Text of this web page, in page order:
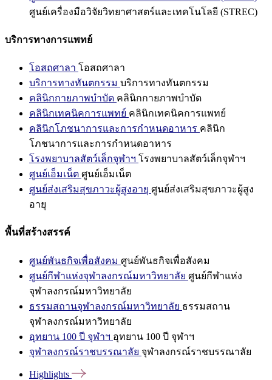
ศูนย์เครื่องมือวิจัยวิทยาศาสตร์และเทคโนโลยี (STREC)
บริการทางการแพทย์
โอสถศาลา โอสถศาลา
บริการทางทันตกรรม บริการทางทันตกรรม
คลินิกกายภาพบำบัด คลินิกกายภาพบำบัด
คลินิกเทคนิคการแพทย์ คลินิกเทคนิคการแพทย์
คลินิกโภชนาการและการกำหนดอาหาร คลินิก
โภชนาการและการกำหนดอาหาร
โรงพยาบาลสัตว์เล็กจุฬาฯ โรงพยาบาลสัตว์เล็กจุฬาฯ
ศูนย์เอ็มเน็ต ศูนย์เอ็มเน็ต
ศูนย์ส่งเสริมสุขภาวะผู้สูงอายุ ศูนย์ส่งเสริมสุขภาวะผู้สูง
อายุ
พื้นที่สร้างสรรค์
ศูนย์พันธกิจเพื่อสังคม ศูนย์พันธกิจเพื่อสังคม
ศูนย์กีฬาแห่งจุฬาลงกรณ์มหาวิทยาลัย ศูนย์กีฬาแห่ง
จุฬาลงกรณ์มหาวิทยาลัย
ธรรมสถานจุฬาลงกรณ์มหาวิทยาลัย ธรรมสถาน
จุฬาลงกรณ์มหาวิทยาลัย
อุทยาน 100 ปี จุฬาฯ อุทยาน 100 ปี จุฬาฯ
จุฬาลงกรณ์ราชบรรณาลัย จุฬาลงกรณ์ราชบรรณาลัย
Highlights